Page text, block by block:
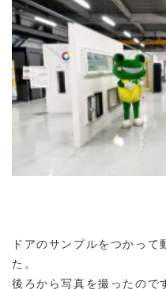
ドアのサンプルをつかっ
た。
後ろから写真を撮ったので